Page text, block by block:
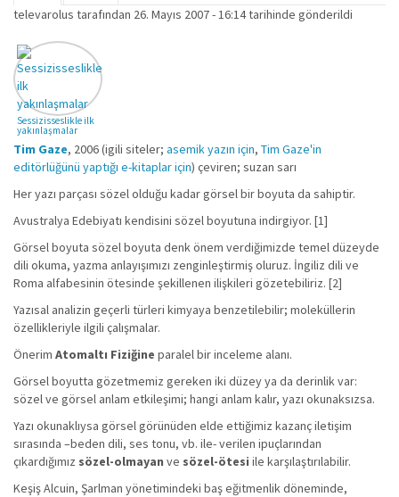
televarolus tarafından 26. Mayıs 2007 - 16:14 tarihinde gönderildi
Sessizisseslikle ilk
yakınlaşmalar
Tim Gaze, 2006 (igili siteler; asemik yazın için, Tim Gaze'in
editörlüğünü yaptığı e-kitaplar için) çeviren; suzan sarı
Her yazı parçası sözel olduğu kadar görsel bir boyuta da sahiptir.
Avustralya Edebiyatı kendisini sözel boyutuna indirgiyor. [1]
Görsel boyuta sözel boyuta denk önem verdiğimizde temel düzeyde
dili okuma, yazma anlayışımızı zenginleştirmiş oluruz. İngiliz dili ve
Roma alfabesinin ötesinde şekillenen ilişkileri gözetebiliriz. [2]
Yazısal analizin geçerli türleri kimyaya benzetilebilir; moleküllerin
özellikleriyle ilgili çalışmalar.
Önerim Atomaltı Fiziğine paralel bir inceleme alanı.
Görsel boyutta gözetmemiz gereken iki düzey ya da derinlik var:
sözel ve görsel anlam etkileşimi; hangi anlam kalır, yazı okunaksızsa.
Yazı okunaklıysa görsel görünüden elde ettiğimiz kazanç iletişim
sırasında –beden dili, ses tonu, vb. ile- verilen ipuçlarından
çıkardığımız sözel-olmayan ve sözel-ötesi ile karşılaştırılabilir.
Keşiş Alcuin, Şarlman yönetimindeki baş eğitmenlik döneminde,